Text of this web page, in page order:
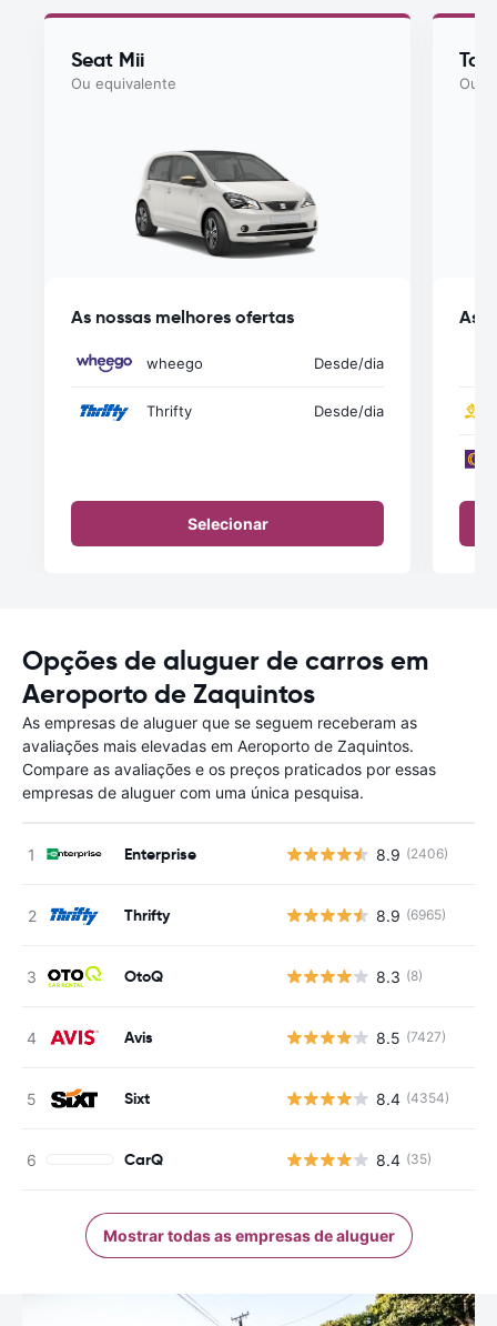
Seat Mii
Ou equivalente
As nossas melhores ofertas
wheego Desde/dia
Thrifty Desde/dia
Selecionar
Ou
As
Opções de aluguer de carros em
Aeroporto de Zaquintos
As empresas de aluguer que se seguem receberam as
avaliações mais elevadas em Aeroporto de Zaquintos.
Compare as avaliações e os preços praticados por essas
empresas de aluguer com uma única pesquisa.
Enterprise 8.9 (2406)
Thrifty 8.9 (6965)
OtoQ 8.3 (8)
Avis 8.5 (7427)
Sixt 8.4 (4354)
CarQ 8.4 (35)
Mostrar todas as empresas de aluguer